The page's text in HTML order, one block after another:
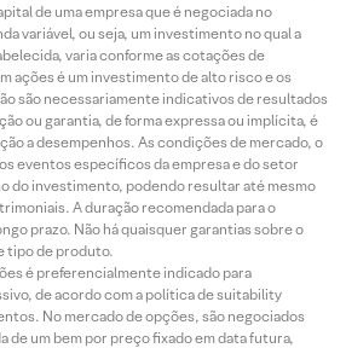
de uma empresa que é negociada no
variável, ou seja, um investimento no qual a
varia conforme as cotações de
ações é um investimento de alto risco e os
são necessariamente indicativos de resultados
ou garantia, de forma expressa ou implícita, é
a desempenhos. As condições de mercado, o
eventos específicos da empresa e do setor
do investimento, podendo resultar até mesmo
A duração recomendada para o
prazo. Não há quaisquer garantias sobre o
tipo de produto.
é preferencialmente indicado para
de acordo com a política de suitability
No mercado de opções, são negociados
de um bem por preço fixado em data futura,